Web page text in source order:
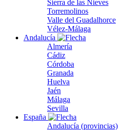
Sierra de las Nieves
Torremolinos
Valle del Guadalhorce
Vélez-Málaga
Andalucía
Almería
Cádiz
Córdoba
Granada
Huelva
Jaén
Málaga
Sevilla
España
Andalucía (provincias)